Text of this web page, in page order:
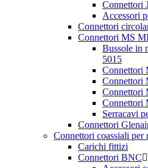
Connettori
Accessori
Connettori
Connettori MS
Bussole in
5015
Connettori
Connettori
Connettori
Connettori
Serracavi
Connettori
Connettori coassiali per
Carichi fittizi
Connettori BNC